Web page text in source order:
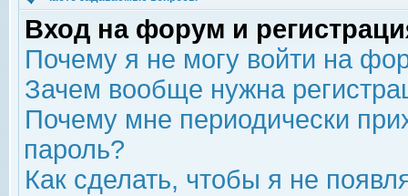
Вход на форум и
Почему я не могу войти на
Зачем вообще нужна
Почему мне периодически
пароль?
Как сделать, чтобы я не